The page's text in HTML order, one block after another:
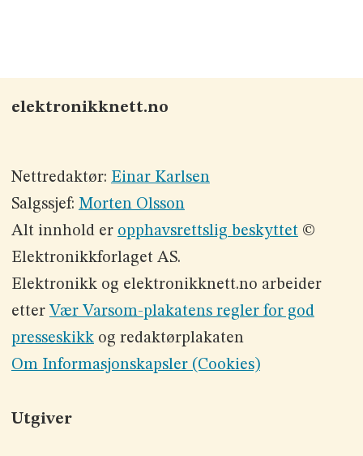
elektronikknett.no
Nettredaktør: Einar Karlsen
Salgssjef: Morten Olsson
Alt innhold er opphavsrettslig beskyttet©
Elektronikkforlaget AS.
Elektronikk og elektronikknett.no arbeider
etter Vær Varsom-plakatens regler for god
presseskikkog redaktørplakaten
Om Informasjonskapsler (Cookies)
Utgiver